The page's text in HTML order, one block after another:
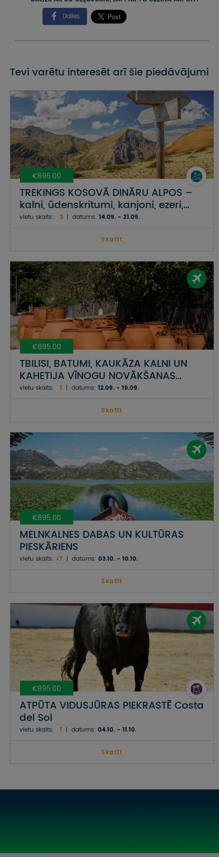
Dalies
Tevi varētu interesēt arī šie piedāvājumi
€895.00
TREKINGS KOSOVĀ DINĀRU ALPOS –
kalni, ūdenskritumi, kanjoni, ezeri,
klosteri
vietu skaits: 3 datums: 14.09. - 21.09.
Skatīt
€895.00
TBILISI, BATUMI, KAUKĀZA KALNI UN
KAHETIJA VĪNOGU NOVĀKŠANAS
LAIKĀ GRUZIJĀ
vietu skaits: 1 datums: 12.09. - 19.09.
Skatīt
€895.00
MELNKALNES DABAS UN KULTŪRAS
PIESKĀRIENS
vietu skaits: >7 datums: 03.10. - 10.10.
Skatīt
€895.00
ATPŪTA VIDUSJŪRAS PIEKRASTĒ Costa
del Sol
vietu skaits: 1 datums: 04.10. - 11.10.
Skatīt